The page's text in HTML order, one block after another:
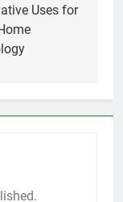
Uses for